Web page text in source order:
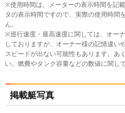
※使用時間は、メーターの表示時間を記
タの表示時間ですので、実際の使用時間
ん。
※巡行速度・最高速度に関しては、オー
しておりますが、オーナー様の記憶違い
スピードが出ない可能性もあります。あ
い。燃費やタンク容量などの数値に関し
掲載艇写真